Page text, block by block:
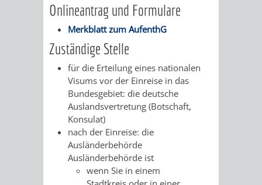
DENKMALSCHUTZBEHÖRDE
BEREICH
DENKMALSCHUTZ
GENEHMIGUNGSVERFAHREN
TAG
DES
DENKMALS
STÄDTISCHER
/
LIEGENSCHAFTEN
ERSCHLIESSUNGSBEITRAG
ANTRAGSVERFAHREN
DEZERNATE
UND
DENKMALSCHUTZ
Onlineantrag und Formulare
Merkblatt zum AufenthG
Zuständige Stelle
für die Erteilung eines nationalen
Visums vor der Einreise in das
Bundesgebiet: die deutsche
Auslandsvertretung (Botschaft,
Konsulat)
nach der Einreise: die
Ausländerbehörde
Ausländerbehörde ist
wenn Sie in einem